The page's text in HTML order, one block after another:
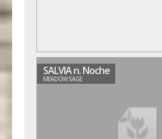
SALVIA n. Noche
MEADOW SAGE